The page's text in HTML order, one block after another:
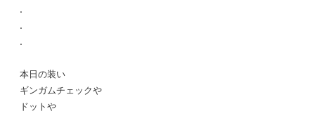
.
.
.
本日の装い
ギンガムチェックや
ドットや